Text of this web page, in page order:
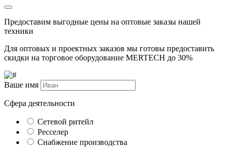
Предоставим выгодные цены на оптовые заказы нашей
техники
Для оптовых и проектных заказов мы готовы предоставить
скидки на торговое оборудование MERTECH до 30%
Ваше имя
Сфера деятельности
Сетевой ритейл
Ресселер
Снабжение производства